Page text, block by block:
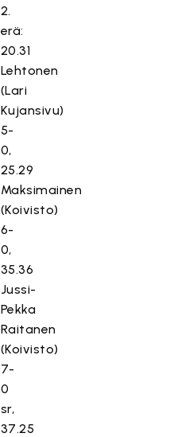
2.
erä:
20.31
Lehtonen
(Lari
Kujansivu)
5-
0,
25.29
Maksimainen
(Koivisto)
6-
0,
35.36
Jussi-
Pekka
Raitanen
(Koivisto)
7-
0
sr,
37.25